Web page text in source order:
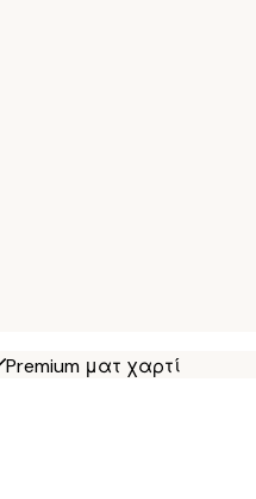
Premium ματ χαρτί